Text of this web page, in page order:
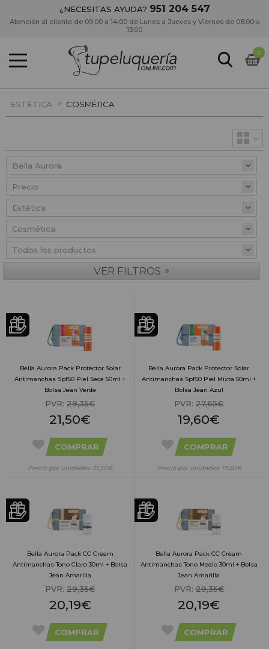
¿NECESITAS AYUDA? 951 204 547
Atención al cliente de 09:00 a 14:00 de Lunes a Jueves y Viernes de 08:00 a
13:00
0
ESTÉTICA » COSMÉTICA
Precio
VER FILTROS »
Bella Aurora Pack Protector Solar
Antimanchas Spf50 Piel Seca 50ml +
Bolsa Jean Verde
PVR: 29,35€
21,50€
COMPRAR
Precio por unidades: 21,50€
Bella Aurora Pack Protector Solar
Antimanchas Spf50 Piel Mixta 50ml +
Bolsa Jean Azul
PVR: 27,65€
19,60€
COMPRAR
Precio por unidades: 19,60€
Bella Aurora Pack CC Cream
Antimanchas Tono Claro 30ml + Bolsa
Jean Amarilla
PVR: 29,35€
20,19€
COMPRAR
Bella Aurora Pack CC Cream
Antimanchas Tono Medio 30ml + Bolsa
Jean Amarilla
PVR:29,35€
20,19€
COMPRAR